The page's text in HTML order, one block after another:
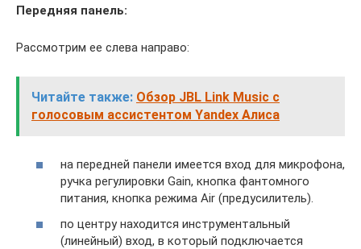
Передняя панель:
Рассмотрим ее слева направо:
Читайте также: Обзор JBL Link Music с
голосовым ассистентом Yandex Алиса
на передней панели имеется вход для микрофона,
ручка регулировки Gain, кнопка фантомного
питания, кнопка режима Air (предусилитель).
по центру находится инструментальный
(линейный) вход, в который подключается